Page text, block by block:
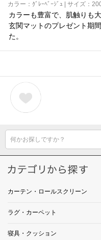
カラー：ｸﾞﾚｰﾍﾞｰｼﾞｭ | サイズ：
カラーも豊富で、肌触りも
玄関マットのプレゼント期
た。
何かお探しですか？
カーテン・ロールスクリーン
ラグ・カーペット
寝具・クッション